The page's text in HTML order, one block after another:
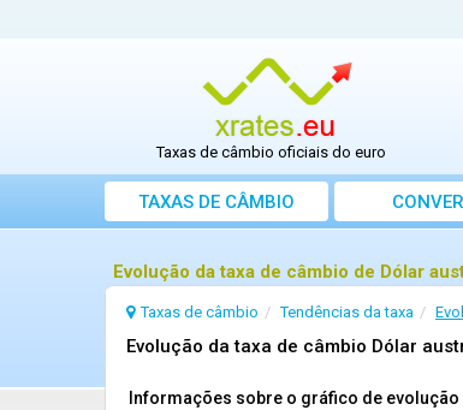
Taxas de câmbio oficiais do euro
TAXAS DE CÂMBIO
Evolução da taxa de câmbio de Dólar
Taxas de câmbio Tendências da taxa
Evolução da taxa de câmbio Dólar
Informações sobre o gráfico de